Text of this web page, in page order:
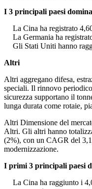
I 3 principali paesi
La Cina ha registrato
La Germania ha
Gli Stati Uniti hanno
Altri
Altri aggregano difesa,
speciali. Il rinnovo
sicurezza supportano il
lunga durata come rotaie,
Altri Dimensione del
Altri. Gli altri hanno
(2%), con un CAGR del
modernizzazione.
I primi 3 principali paesi
La Cina ha raggiunto i